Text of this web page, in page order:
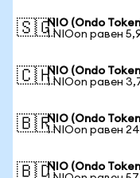
🇸🇬NIO (Ondo
1 NIOon равен
🇨🇭NIO (Ondo
1 NIOon равен
🇧🇷NIO (Ondo
1 NIOon равен
🇧🇩NIO (Ondo